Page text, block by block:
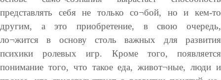
представлять себя не только со¬бой, но и кем-то
другим, а это приобретение, в свою очередь,
ло¬жится в основу столь важных для развития
психики ролевых игр. Кроме того, появляется
понимание того, что такое еда, живот¬ные, люди и